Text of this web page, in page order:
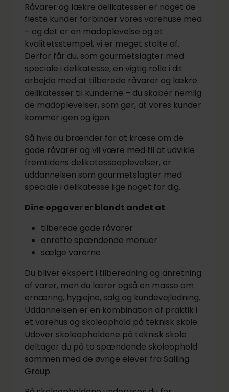
Råvarer og lækre delikatesser er noget de
fleste kunder forbinder vores varehuse med
– og det er en madoplevelse og et
kvalitetsstempel, vi er meget stolte af.
Derfor får du, som gourmetslagter med
speciale i delikatesse, en vigtig rolle i dit
arbejde med at tilberede råvarer og lækre
delikatesser til kunderne – du skaber nemlig
de madoplevelser, som gør, at vores kunder
kommer igen og igen.
Så hvis du brænder for at kræse om de
gode råvarer og vil være med til at udvikle
fremtidens delikatesseoplevelser, er
uddannelsen som gourmetslagter med
speciale i delikatesse lige noget for dig.
Dine opgaver er blandt andet at
tilberede gode råvarer
anrette spændende menuer
sælge varerne
Du bliver ekspert i tilberedning og anretning
af varer, men du lærer også en masse om
ernæring, hygiejne, salg og kundevejledning.
Uddannelsen er en kombination af praktik i
et varehus og skoleophold på teknisk skole.
Udover skoleopholdene på teknisk skole
deltager du på to spændende skoleophold
sammen med de øvrige elever fra Salling
Group.